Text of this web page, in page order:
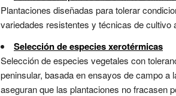
Plantaciones diseñadas para tolerar
variedades resistentes y técnicas de cultivo
Selección de especies xerotérmicas
Selección de especies vegetales con
peninsular, basada en ensayos de campo
aseguran que las plantaciones no fracasen